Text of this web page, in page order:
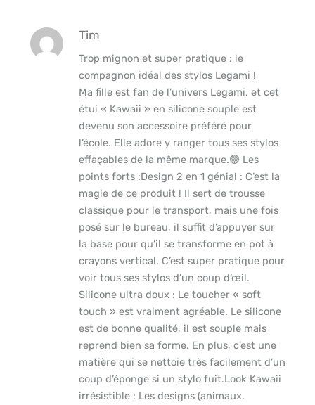
Tim
Trop mignon et super pratique : le
compagnon idéal des stylos Legami !
​Ma fille est fan de l’univers Legami, et cet
étui « Kawaii » en silicone souple est
devenu son accessoire préféré pour
l’école. Elle adore y ranger tous ses stylos
effaçables de la même marque.​🟢 Les
points forts :​Design 2 en 1 génial : C’est la
magie de ce produit ! Il sert de trousse
classique pour le transport, mais une fois
posé sur le bureau, il suffit d’appuyer sur
la base pour qu’il se transforme en pot à
crayons vertical. C’est super pratique pour
voir tous ses stylos d’un coup d’œil.​
Silicone ultra doux : Le toucher « soft
touch » est vraiment agréable. Le silicone
est de bonne qualité, il est souple mais
reprend bien sa forme. En plus, c’est une
matière qui se nettoie très facilement d’un
coup d’éponge si un stylo fuit.​Look Kawaii
irrésistible : Les designs (animaux,